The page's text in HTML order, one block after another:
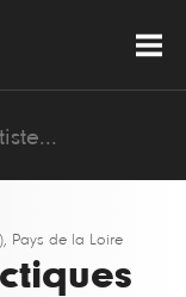
Pays de la Loire